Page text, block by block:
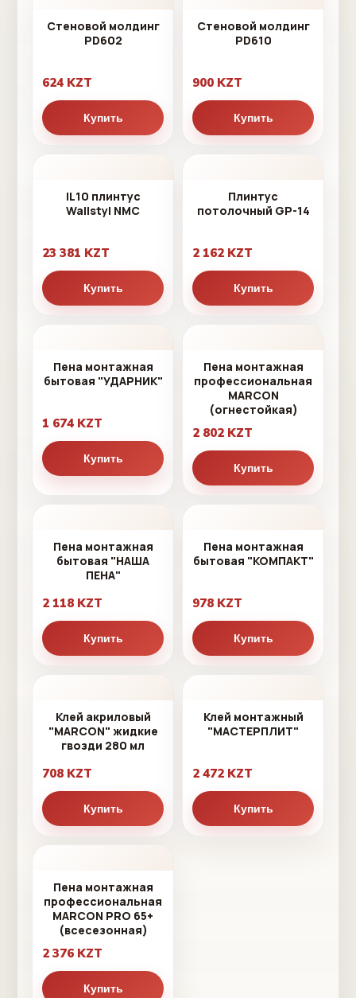
Стеновой молдинг
PD602
624 KZT
Купить
Стеновой молдинг
PD610
900 KZT
Купить
IL10 плинтус
Wallstyl NMC
23 381 KZT
Купить
Плинтус
потолочный GP-14
2 162 KZT
Купить
Пена монтажная
бытовая "УДАРНИК"
1 674 KZT
Купить
Пена монтажная
профессиональная
MARCON
(огнестойкая)
2 802 KZT
Купить
Пена монтажная
бытовая "НАША
ПЕНА"
2 118 KZT
Купить
Пена монтажная
бытовая "КОМПАКТ"
978 KZT
Купить
Клей акриловый
"MARCON" жидкие
гвозди 280 мл
708 KZT
Купить
Клей монтажный
"МАСТЕРПЛИТ"
2 472 KZT
Купить
Пена монтажная
профессиональная
MARCON PRO 65+
(всесезонная)
2 376 KZT
Купить